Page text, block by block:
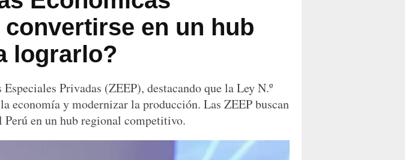
en un hub
lograrlo?
Privadas (ZEEP), destacando que la Ley N.º
economía y modernizar la producción. Las ZEEP buscan
en un hub regional competitivo.